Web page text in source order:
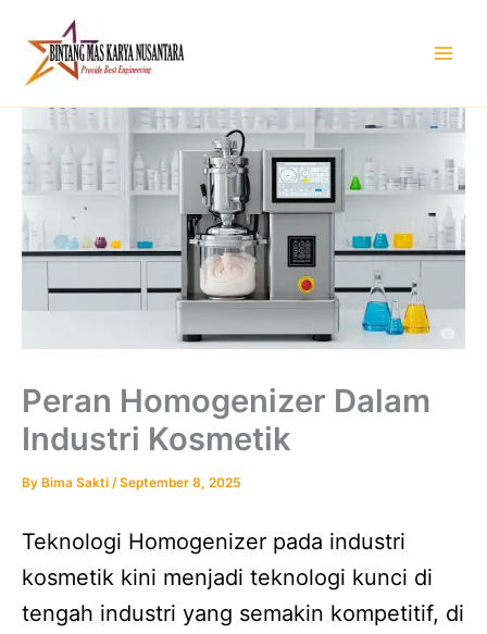
content
Peran Homogenizer Dalam
Industri Kosmetik
By Bima Sakti /September 8, 2025
Teknologi Homogenizer pada industri
kosmetik kini menjadi teknologi kunci di
tengah industri yang semakin kompetitif, di